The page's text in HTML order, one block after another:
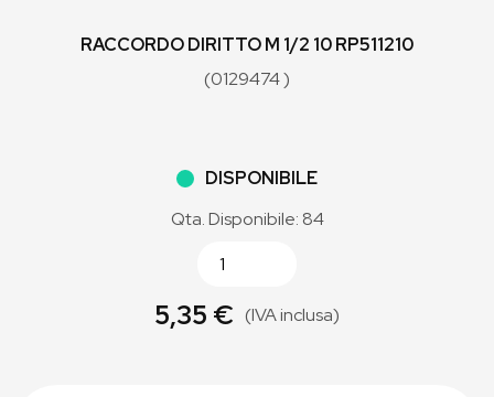
RACCORDO DIRITTO M 1/2 10 RP511210
(0129474 )
DISPONIBILE
Qta. Disponibile: 84
5,35 € (IVA inclusa)